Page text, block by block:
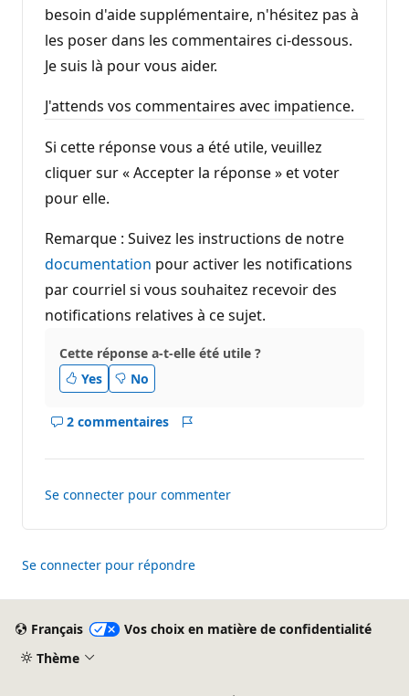
besoin d'aide supplémentaire, n'hésitez pas à
les poser dans les commentaires ci-dessous.
Je suis là pour vous aider.
J'attends vos commentaires avec impatience.
Si cette réponse vous a été utile, veuillez
cliquer sur « Accepter la réponse » et voter
pour elle.
Remarque : Suivez les instructions de notre
documentation pour activer les notifications
par courriel si vous souhaitez recevoir des
notifications relatives à ce sujet.
Cette réponse a-t-elle été utile ?
Yes
No
2 commentaires
Afficher
pour
réponse
Se connecter pour commenter
Se connecter pour répondre
Français
Vos choix en matière de confidentialité
Thème